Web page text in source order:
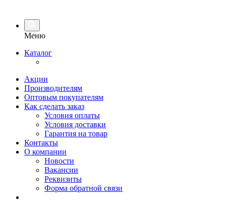
Меню
Каталог
Акции
Производителям
Оптовым покупателям
Как сделать заказ
Условия оплаты
Условия доставки
Гарантия на товар
Контакты
О компании
Новости
Вакансии
Реквизиты
Форма обратной связи